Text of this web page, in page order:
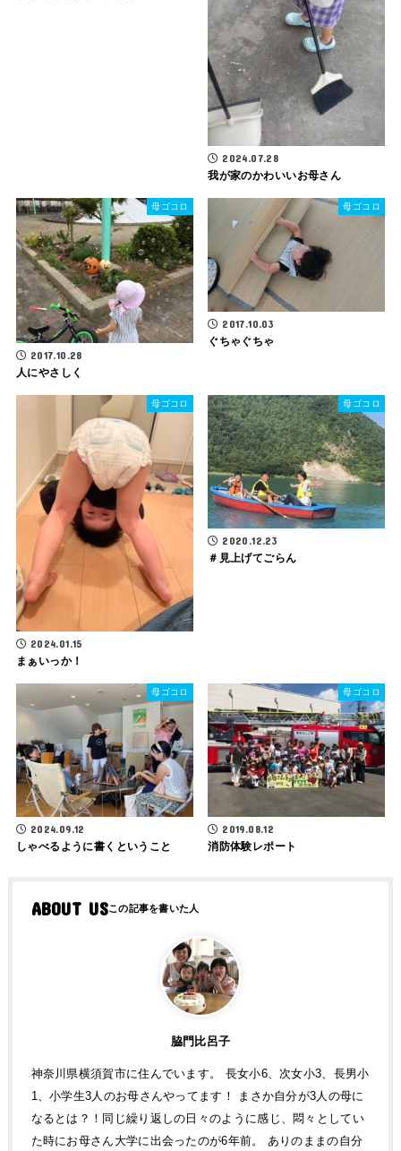
2024.07.28
我が家のかわいいお母さん
母ゴコロ
2017.10.28
人にやさしく
母ゴコロ
2017.10.03
ぐちゃぐちゃ
母ゴコロ
2024.01.15
まぁいっか！
母ゴコロ
2020.12.23
＃見上げてごらん
母ゴコロ
2024.09.12
しゃべるように書くということ
母ゴコロ
2019.08.12
消防体験レポート
ABOUT US
脇門比呂子
神奈川県横須賀市に住んでいます。 長女小6、次女小3、長男小
1、小学生3人のお母さんやってます！ まさか自分が3人の母に
なるとは？！同じ繰り返しの日々のように感じ、悶々としてい
た時にお母さん大学に出会ったのが6年前。 ありのままの自分